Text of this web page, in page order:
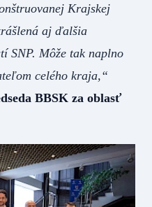
Krajskej
aj ďalšia
SNP. Môže tak naplno
celého kraja,“
BBSK za oblasť